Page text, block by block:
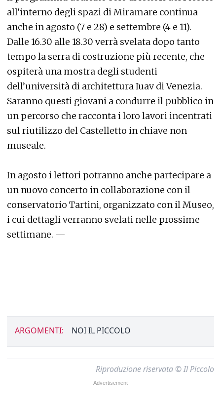
all’interno degli spazi di Miramare continua
anche in agosto (7 e 28) e settembre (4 e 11).
Dalle 16.30 alle 18.30 verrà svelata dopo tanto
tempo la serra di costruzione più recente, che
ospiterà una mostra degli studenti
dell’università di architettura Iuav di Venezia.
Saranno questi giovani a condurre il pubblico in
un percorso che racconta i loro lavori incentrati
sul riutilizzo del Castelletto in chiave non
museale.
In agosto i lettori potranno anche partecipare a
un nuovo concerto in collaborazione con il
conservatorio Tartini, organizzato con il Museo,
i cui dettagli verranno svelati nelle prossime
settimane. —
ARGOMENTI: NOI IL PICCOLO
Riproduzione riservata © Il Piccolo